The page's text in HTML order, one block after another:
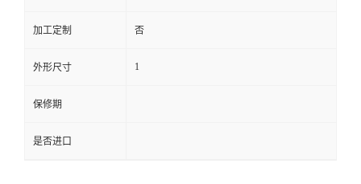
加工定制 否
外形尺寸 1
保修期
是否进口